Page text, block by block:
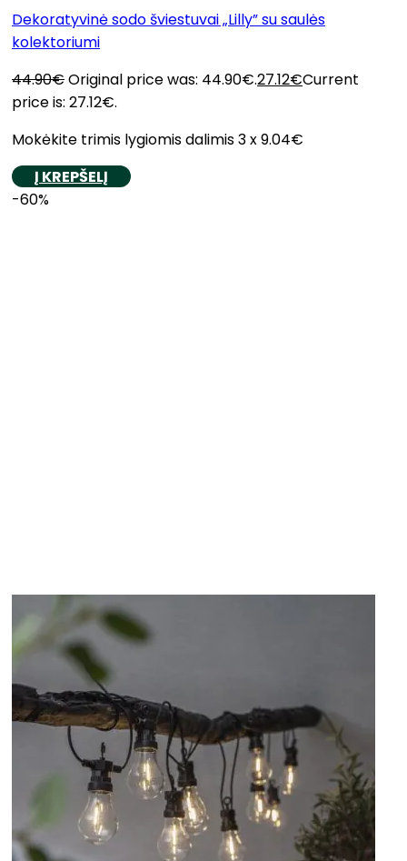
Dekoratyvinė sodo šviestuvai „Lilly” su saulės
kolektoriumi
44.90€Original price was: 44.90€.27.12€Current
price is: 27.12€.
Mokėkite trimis lygiomis dalimis 3 x 9.04€
Į KREPŠELĮ
-60%